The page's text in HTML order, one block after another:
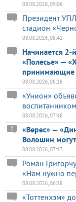
08.08.2026, 09:06
Президент
стадион
08.08.2026, 08:42
Начинается
«Полесье» —
принимающие
08.08.2026, 08:16
«Унион»
08.08.2026, 07:48
«Верес» —
Волошин
2
08.08.2026, 07:13
Роман
«Нам нужно
08.08.2026, 06:28
«Тоттенхэм»